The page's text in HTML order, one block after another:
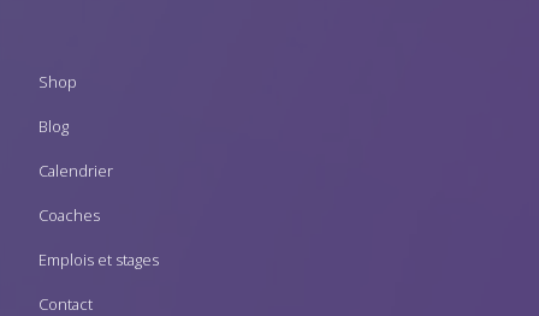
Footer
Shop
Blog
Calendrier
Coaches
Emplois et stages
Contact